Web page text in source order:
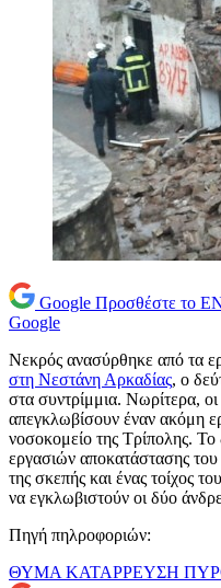
Google Προσθέστε το
Google
Νεκρός ανασύρθηκε από τα
στη Νεστάνη Αρκαδίας, ο
στα συντρίμμια. Νωρίτερα,
απεγκλωβίσουν έναν ακόμη
νοσοκομείο της Τρίπολης.
εργασιών αποκατάστασης
της σκεπής και ένας τοίχος
να εγκλωβιστούν οι δύο
Πηγή πηλροφοριών:
ΘΥΜΑ ΚΑΤΑΡΡΕΥΣΗ